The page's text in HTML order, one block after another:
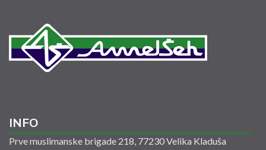
INFO
Prve muslimanske brigade 218, 77230 Velika Kladuša